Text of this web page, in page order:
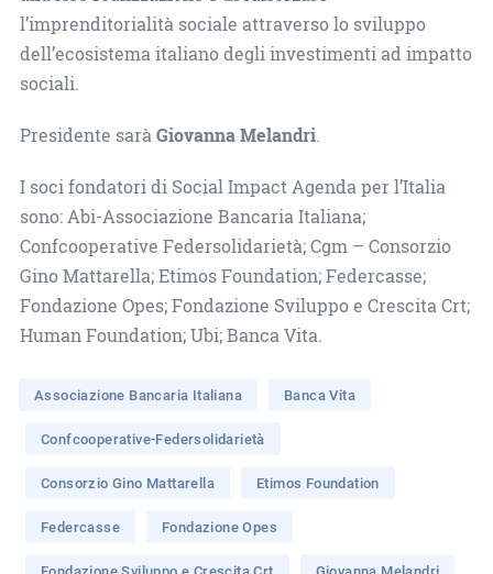
l’imprenditorialità sociale attraverso lo sviluppo
dell’ecosistema italiano degli investimenti ad impatto
sociali.
Presidente saràGiovanna Melandri.
I soci fondatori di Social Impact Agenda per l’Italia
sono: Abi-Associazione Bancaria Italiana;
Confcooperative Federsolidarietà; Cgm – Consorzio
Gino Mattarella; Etimos Foundation; Federcasse;
Fondazione Opes; Fondazione Sviluppo e Crescita Crt;
Human Foundation; Ubi; Banca Vita.
Associazione Bancaria Italiana Banca Vita
Confcooperative-Federsolidarietà
Consorzio Gino Mattarella Etimos Foundation
Federcasse Fondazione Opes